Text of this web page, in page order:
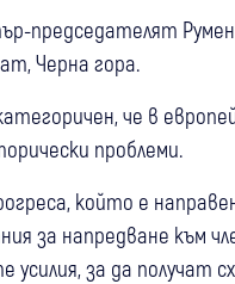
председателят
Черна гора.
че в
проблеми.
който е
за напредване към
усилия, за да получат